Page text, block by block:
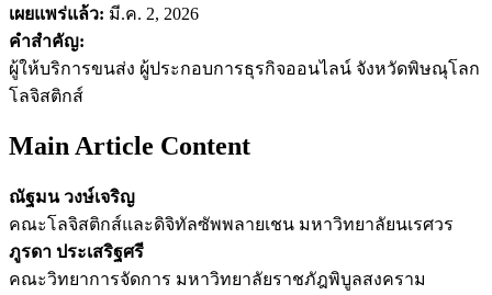
เผยแพร่แล้ว: มี.ค. 2, 2026
คำสำคัญ:
ผู้ให้บริการขนส่ง ผู้ประกอบการธุรกิจออนไลน์ จังหวัดพิษณุโลก
โลจิสติกส์
Main Article Content
ณัฐมน วงษ์เจริญ
คณะโลจิสติกส์และดิจิทัลซัพพลายเชน มหาวิทยาลัยนเรศวร
ภูรดา ประเสริฐศรี
คณะวิทยาการจัดการ มหาวิทยาลัยราชภัฎพิบูลสงคราม